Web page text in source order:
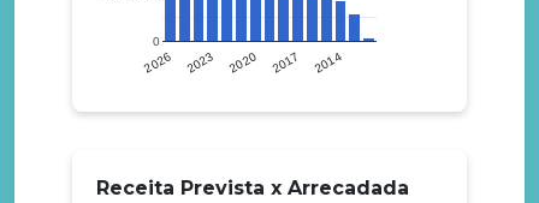
2026 2023 2020 2017 2014
0
Receita Prevista x Arrecadada